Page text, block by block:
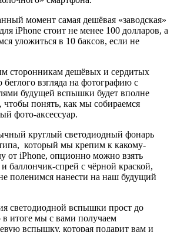
момент самая дешёвая «заводская»
iPhone стоит не менее 100 долларов, а
уложиться в 10 баксов, если не
сторонникам дешёвых и сердитых
взгляда на фотографию с
будущей вспышки будет вполне
чтобы понять, как мы собираемся
фото-аксессуар.
круглый светодиодный фонарь
который мы крепим к какому-
от iPhonе, опционно можно взять
баллончик-спрей с чёрной краской,
поленимся нанести на наш будущий
светодиодной вспышки прост до
в итоге мы с вами получаем
вспышку, которая подарит вам и